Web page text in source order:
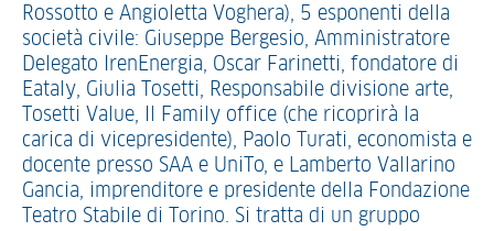
Rossotto e Angioletta Voghera), 5 esponenti della
società civile: Giuseppe Bergesio, Amministratore
Delegato IrenEnergia, Oscar Farinetti, fondatore di
Eataly, Giulia Tosetti, Responsabile divisione arte,
Tosetti Value, Il Family office (che ricoprirà la
carica di vicepresidente), Paolo Turati, economista e
docente presso SAA e UniTo, e Lamberto Vallarino
Gancia, imprenditore e presidente della Fondazione
Teatro Stabile di Torino. Si tratta di un gruppo